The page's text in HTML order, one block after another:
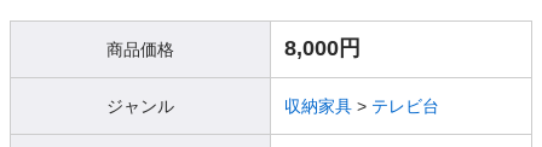
商品価格 8,000円
ジャンル 収納家具 > テレビ台